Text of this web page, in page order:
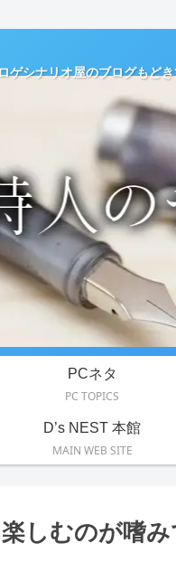
ゲシナリオ屋のブログもど
PCネタ
PC TOPICS
D’s NEST 本館
MAIN WEB SITE
しむのが嗜み